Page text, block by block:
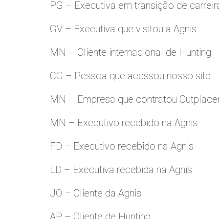
PG – Executiva em transição de
GV – Executiva que visitou a Agnis
MN – Cliente internacional de Hunting
CG – Pessoa que acessou nosso site
MN – Empresa que contratou
MN – Executivo recebido na Agnis
FD – Executivo recebido na Agnis
LD – Executiva recebida na Agnis
JO – Cliente da Agnis
AP – Cliente de Hunting